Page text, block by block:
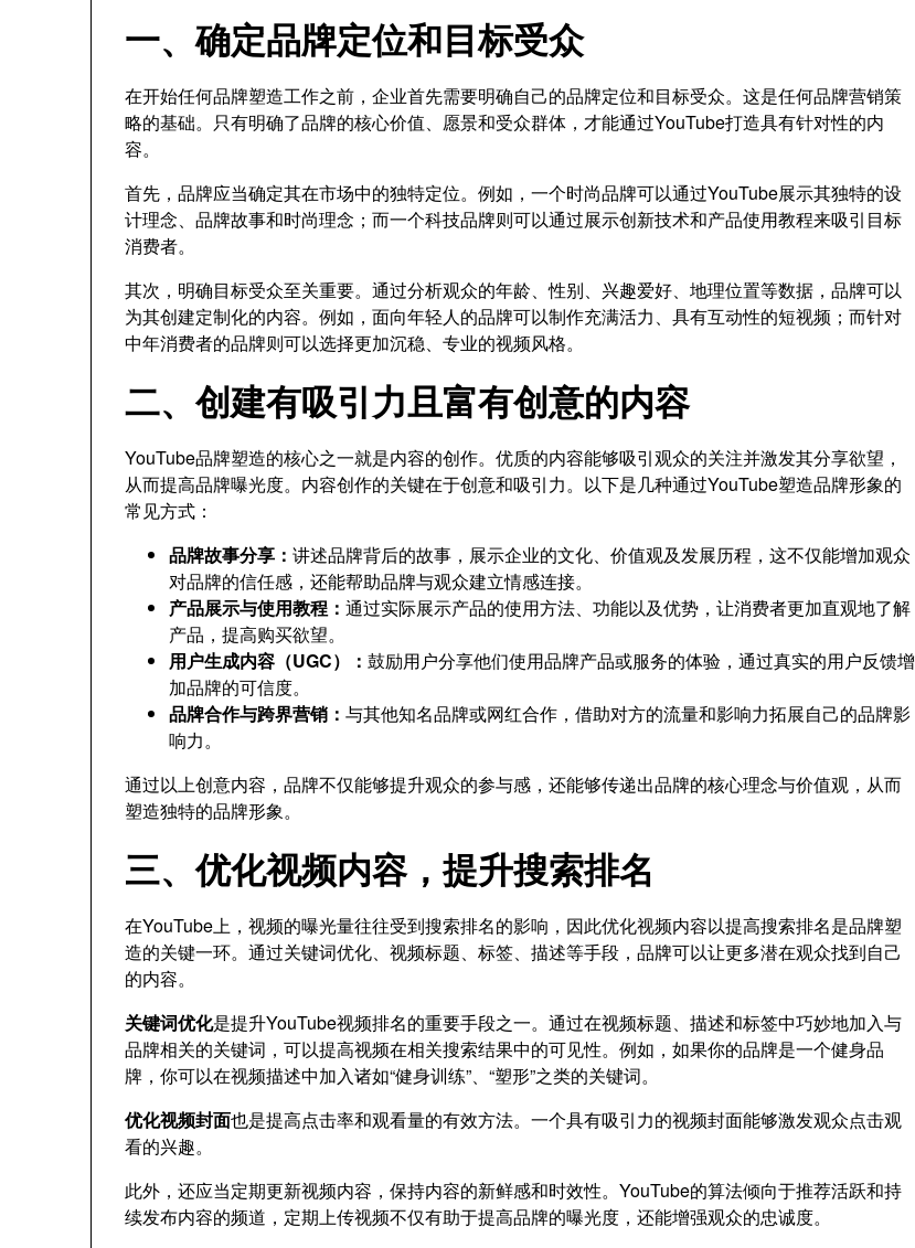
一、确定品牌定位和目标受众
在开始任何品牌塑造工作之前，企业首先需要明确自己的品牌定位和目标受众。这是任何品牌营销策
略的基础。只有明确了品牌的核心价值、愿景和受众群体，才能通过YouTube打造具有针对性的内
容。
首先，品牌应当确定其在市场中的独特定位。例如，一个时尚品牌可以通过YouTube展示其独特的设
计理念、品牌故事和时尚理念；而一个科技品牌则可以通过展示创新技术和产品使用教程来吸引目标
消费者。
其次，明确目标受众至关重要。通过分析观众的年龄、性别、兴趣爱好、地理位置等数据，品牌可以
为其创建定制化的内容。例如，面向年轻人的品牌可以制作充满活力、具有互动性的短视频；而针对
中年消费者的品牌则可以选择更加沉稳、专业的视频风格。
二、创建有吸引力且富有创意的内容
YouTube品牌塑造的核心之一就是内容的创作。优质的内容能够吸引观众的关注并激发其分享欲望，
从而提高品牌曝光度。内容创作的关键在于创意和吸引力。以下是几种通过YouTube塑造品牌形象的
常见方式：
品牌故事分享： 讲述品牌背后的故事，展示企业的文化、价值观及发展历程，这不仅能增加观众
对品牌的信任感，还能帮助品牌与观众建立情感连接。
产品展示与使用教程： 通过实际展示产品的使用方法、功能以及优势，让消费者更加直观地了解
产品，提高购买欲望。
用户生成内容（UGC）： 鼓励用户分享他们使用品牌产品或服务的体验，通过真实的用户反馈增
加品牌的可信度。
品牌合作与跨界营销： 与其他知名品牌或网红合作，借助对方的流量和影响力拓展自己的品牌影
响力。
通过以上创意内容，品牌不仅能够提升观众的参与感，还能够传递出品牌的核心理念与价值观，从而
塑造独特的品牌形象。
三、优化视频内容，提升搜索排名
在YouTube上，视频的曝光量往往受到搜索排名的影响，因此优化视频内容以提高搜索排名是品牌塑
造的关键一环。通过关键词优化、视频标题、标签、描述等手段，品牌可以让更多潜在观众找到自己
的内容。
关键词优化是提升YouTube视频排名的重要手段之一。通过在视频标题、描述和标签中巧妙地加入与
品牌相关的关键词，可以提高视频在相关搜索结果中的可见性。例如，如果你的品牌是一个健身品
牌，你可以在视频描述中加入诸如“健身训练”、“塑形”之类的关键词。
优化视频封面也是提高点击率和观看量的有效方法。一个具有吸引力的视频封面能够激发观众点击观
看的兴趣。
此外，还应当定期更新视频内容，保持内容的新鲜感和时效性。YouTube的算法倾向于推荐活跃和持
续发布内容的频道，定期上传视频不仅有助于提高品牌的曝光度，还能增强观众的忠诚度。